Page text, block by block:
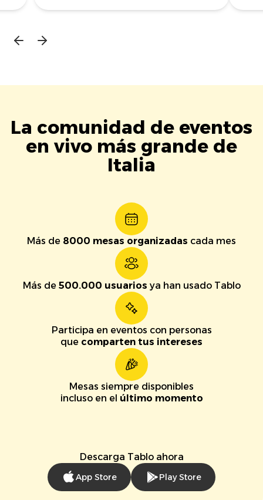
La comunidad de eventos
en vivo más grande de
Italia
Más de 8000 mesas organizadas cada mes
Más de 500.000 usuarios ya han usado Tablo
Participa en eventos con personas
que comparten tus intereses
Mesas siempre disponibles
incluso en el último momento
Descarga Tablo ahora
App Store Play Store